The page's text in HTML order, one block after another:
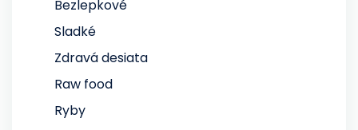
Bezlepkové
Sladké
Zdravá desiata
Raw food
Ryby